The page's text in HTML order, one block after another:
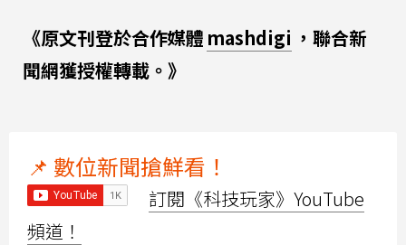
《原文刊登於合作媒體 mashdigi ，聯合新
聞網獲授權轉載。》
📌 數位新聞搶鮮看！
訂閱《科技玩家》YouTube
頻道！